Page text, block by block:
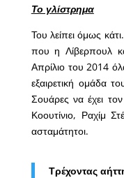
Το γλίστρημα
Του λείπει όμως
που η Λίβερπουλ
Απρίλιο του 2014
εξαιρετική ομάδα
Σουάρες να έχει
Κοουτίνιο, Ραχίμ
ασταμάτητοι.
Τρέχοντας